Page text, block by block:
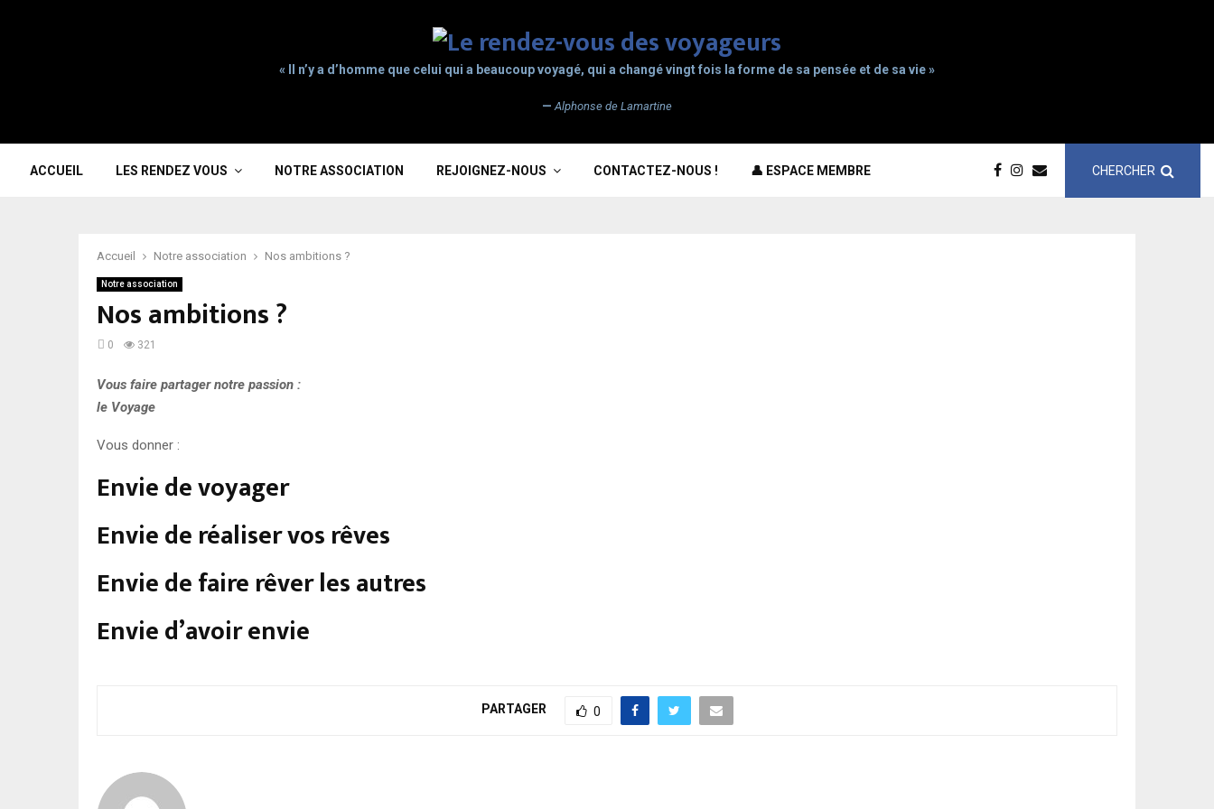
« Il n’y a d’homme que celui qui a beaucoup voyagé, qui a changé vingt fois la forme de sa pensée et de sa vie »
— Alphonse de Lamartine
ACCUEIL LES RENDEZ VOUS NOTRE ASSOCIATION REJOIGNEZ-NOUS CONTACTEZ-NOUS ! 👤 ESPACE MEMBRE CHERCHER
Accueil Notre association Nos ambitions ?
Notre association
Nos ambitions ?
0 321
Vous faire partager notre passion :
le Voyage
Vous donner :
Envie de voyager
Envie de réaliser vos rêves
Envie de faire rêver les autres
Envie d’avoir envie
PARTAGER 0